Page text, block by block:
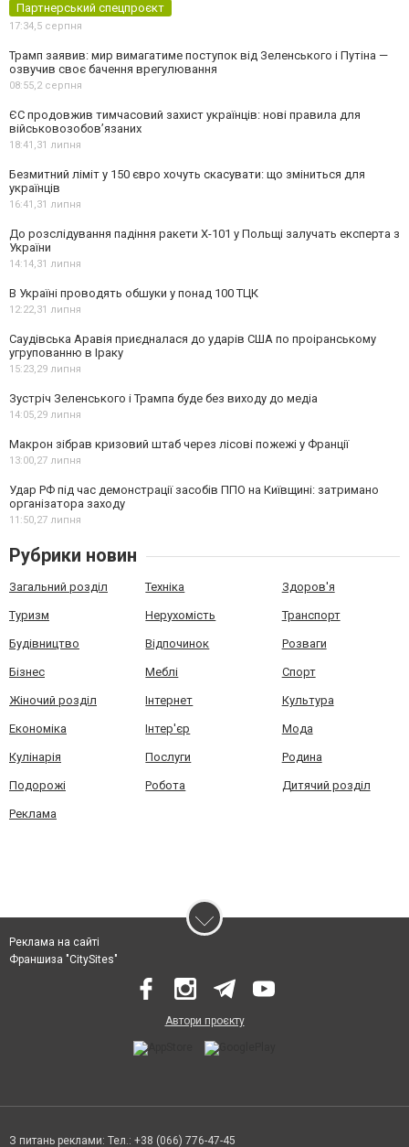
Партнерський спецпроєкт
17:34,5 серпня
Трамп заявив: мир вимагатиме поступок від Зеленського і Путіна —
озвучив своє бачення врегулювання
08:55,2 серпня
ЄС продовжив тимчасовий захист українців: нові правила для
військовозобов’язаних
18:41,31 липня
Безмитний ліміт у 150 євро хочуть скасувати: що зміниться для
українців
16:41,31 липня
До розслідування падіння ракети Х-101 у Польщі залучать експерта з
України
14:14,31 липня
В Україні проводять обшуки у понад 100 ТЦК
12:22,31 липня
Саудівська Аравія приєдналася до ударів США по проіранському
угрупованню в Іраку
15:23,29 липня
Зустріч Зеленського і Трампа буде без виходу до медіа
14:05,29 липня
Макрон зібрав кризовий штаб через лісові пожежі у Франції
13:00,27 липня
Удар РФ під час демонстрації засобів ППО на Київщині: затримано
організатора заходу
11:50,27 липня
Рубрики новин
Загальний розділ Техніка Здоров'я
Туризм Нерухомість Транспорт
Будівництво Відпочинок Розваги
Бізнес Меблі Спорт
Жіночий розділ Інтернет Культура
Економіка Інтер'єр Мода
Кулінарія Послуги Родина
Подорожі Робота Дитячий розділ
Реклама
Реклама на сайті
Франшиза "CitySites"
Автори проєкту
З питань реклами: Тел.: +38 (066) 776-47-45